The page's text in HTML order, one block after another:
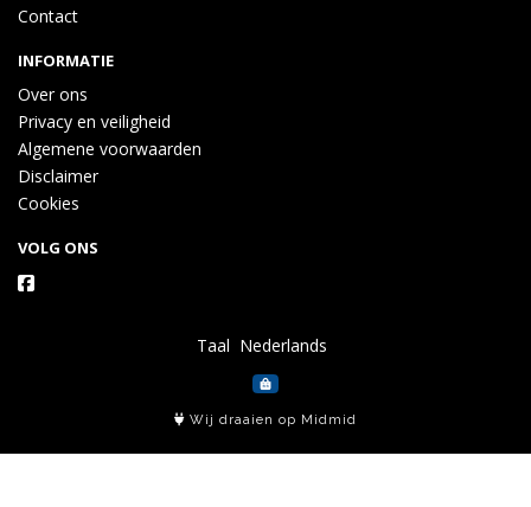
Contact
INFORMATIE
Over ons
Privacy en veiligheid
Algemene voorwaarden
Disclaimer
Cookies
VOLG ONS
Taal
Wij draaien op Midmid